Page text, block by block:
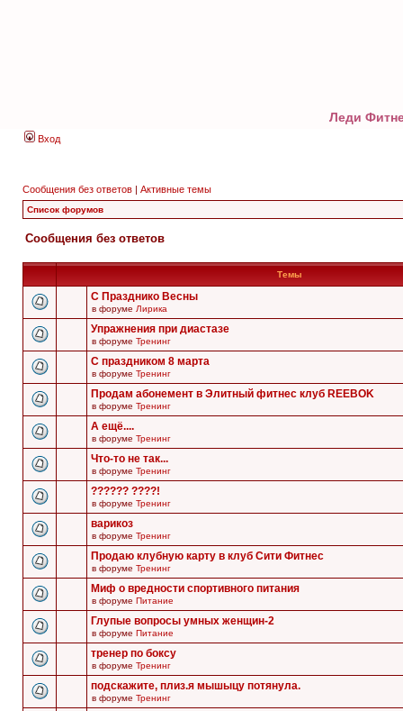
Леди
Вход
Сообщения без ответов | Активные темы
Список форумов
Сообщения без ответов
Темы
С Празднико Весны
в форуме Лирика
Упражнения при диастазе
в форуме Тренинг
С праздником 8 марта
в форуме Тренинг
Продам абонемент в Элитный фитнес клуб REEBOK
в форуме Тренинг
А ещё....
в форуме Тренинг
Что-то не так...
в форуме Тренинг
?????? ????!
в форуме Тренинг
варикоз
в форуме Тренинг
Продаю клубную карту в клуб Сити Фитнес
в форуме Тренинг
Миф о вредности спортивного питания
в форуме Питание
Глупые вопросы умных женщин-2
в форуме Питание
тренер по боксу
в форуме Тренинг
подскажите, плиз.я мышыцу потянула.
в форуме Тренинг